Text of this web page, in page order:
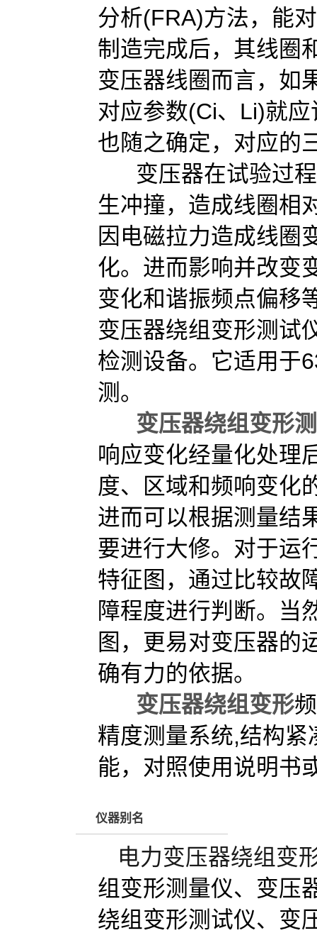
分析(FRA)方法，能
制造完成后，其线圈
变压器线圈而言，如
对应参数(Ci、Li)就
也随之确定，对应的
变压器在试验过程
生冲撞，造成线圈相
因电磁拉力造成线圈
化。进而影响并改变
变化和谐振频点偏移
变压器绕组变形测试
检测设备。它适用于
测。
变压器绕组变形
响应变化经量化处理
度、区域和频响变化
进而可以根据测量结
要进行大修。对于运
特征图，通过比较故
障程度进行判断。当
图，更易对变压器的
确有力的依据。
变压器绕组变形
精度测量系统,结构
能，对照使用说明书
仪器别名
电力变压器绕组变
组变形测量仪、变压
绕组变形测试仪、变